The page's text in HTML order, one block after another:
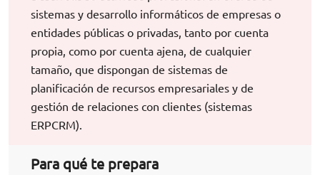
sistemas y desarrollo informáticos de empresas o
entidades públicas o privadas, tanto por cuenta
propia, como por cuenta ajena, de cualquier
tamaño, que dispongan de sistemas de
planificación de recursos empresariales y de
gestión de relaciones con clientes (sistemas
ERPCRM).
Para qué te prepara